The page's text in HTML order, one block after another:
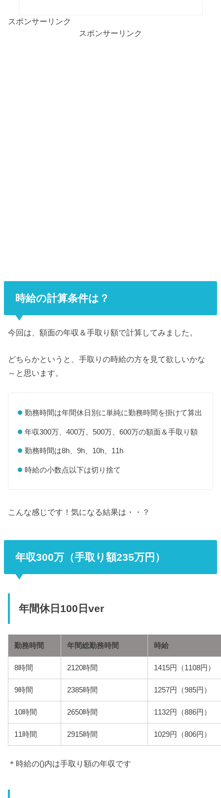
スポンサーリンク
スポンサーリンク
時給の計算条件は？
今回は、額面の年収＆手取り額で計算してみました。
どちらかというと、手取りの時給の方を見て欲しいかな
～と思います。
勤務時間は年間休日別に単純に勤務時間を掛けて算出
年収300万、400万、500万、600万の額面＆手取り額
勤務時間は8h、9h、10h、11h
時給の小数点以下は切り捨て
こんな感じです！気になる結果は・・？
年収300万（手取り額235万円）
年間休日100日ver
勤務時間 年間総勤務時間 時給
8時間 2120時間 1415円（1108円）
9時間 2385時間 1257円（985円）
10時間 2650時間 1132円（886円）
11時間 2915時間 1029円（806円）
＊時給の()内は手取り額の年収です